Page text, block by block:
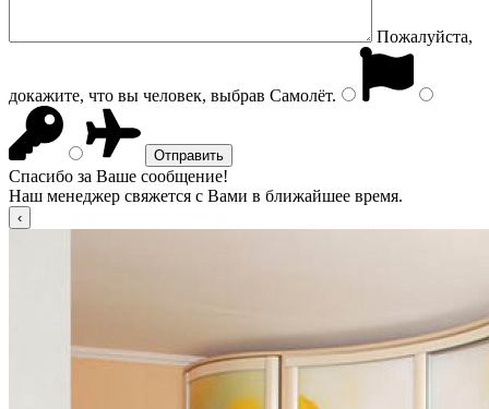
Пожалуйста,
докажите, что вы человек, выбрав Самолёт.
Спасибо за Ваше сообщение!
Наш менеджер свяжется с Вами в ближайшее время.